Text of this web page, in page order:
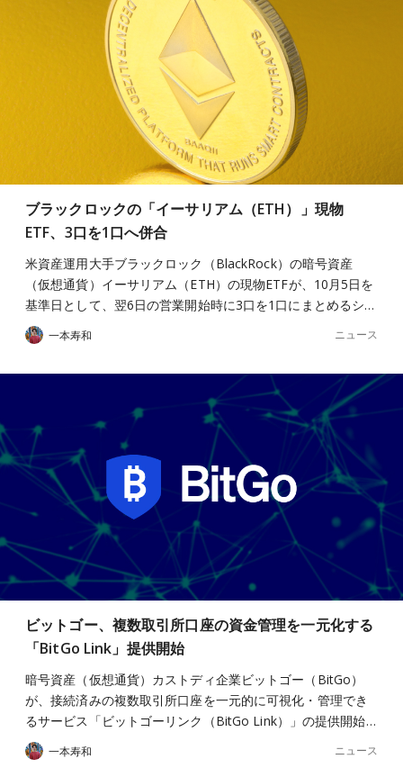
ブラックロックの「イーサリアム（ETH）」現物
ETF、3口を1口へ併合
米資産運用大手ブラックロック（BlackRock）の暗号資産
（仮想通貨）イーサリアム（ETH）の現物ETFが、10月5日を
基準日として、翌6日の営業開始時に3口を1口にまとめるシ…
一本寿和 ニュース
ビットゴー、複数取引所口座の資金管理を一元化する
「BitGo Link」提供開始
暗号資産（仮想通貨）カストディ企業ビットゴー（BitGo）
が、接続済みの複数取引所口座を一元的に可視化・管理でき
るサービス「ビットゴーリンク（BitGo Link）」の提供開始…
一本寿和 ニュース